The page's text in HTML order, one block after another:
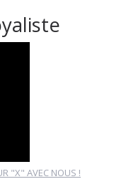
"X" AVEC NOUS !